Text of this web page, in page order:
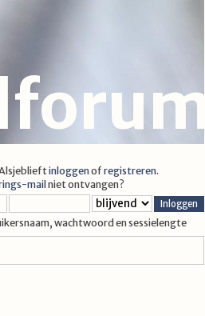
inloggenofregistreren.
mail niet ontvangen?
wachtwoord en sessielengte